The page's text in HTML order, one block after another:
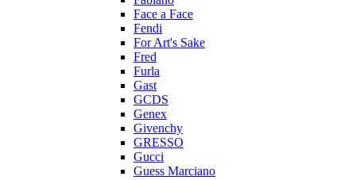
Face a Face
Fendi
For Art's Sake
Fred
Furla
Gast
GCDS
Genex
Givenchy
GRESSO
Gucci
Guess Marciano